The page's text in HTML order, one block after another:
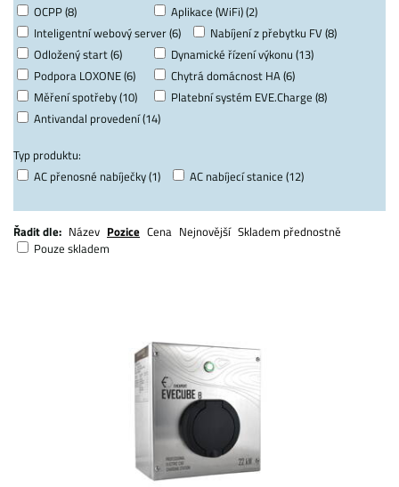
OCPP (8)
Aplikace (WiFi) (2)
Inteligentní webový server (6)
Nabíjení z přebytku FV (8)
Odložený start (6)
Dynamické řízení výkonu (13)
Podpora LOXONE (6)
Chytrá domácnost HA (6)
Měření spotřeby (10)
Platební systém EVE.Charge (8)
Antivandal provedení (14)
Typ produktu:
AC přenosné nabíječky (1)
AC nabíjecí stanice (12)
Řadit dle: Název Pozice Cena Nejnovější Skladem přednostně
Pouze skladem